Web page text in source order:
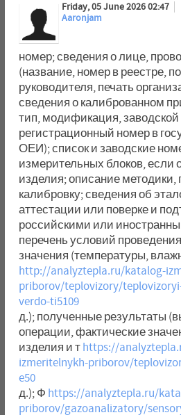
Friday, 05 June 2026 02:47
Aaronjam
номер; сведения о лице,
(название, номер в реестре,
руководителя, печать
сведения о калиброванном
тип, модификация,
регистрационный номер в
ОЕИ); список и заводские
измерительных блоков, если
изделия; описание методики,
калибровку; сведения об
аттестации или поверке и
российскими или
перечень условий
значения (температуры,
http://analyztepla.ru/katalog-
priborov/teplovizory/
verdo-ti5109
д.); полученные результаты
операции, фактические
изделия и т https://
izmeritelnykh-priborov/
e50
д.); Ф https://analyztepla.ru/
priborov/gazoanalizatory/